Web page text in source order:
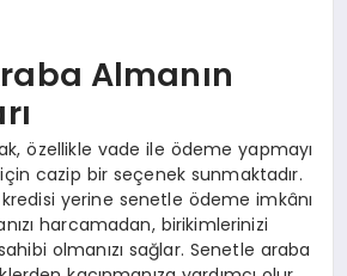
Almanın
özellikle vade ile ödeme yapmayı
cazip bir seçenek sunmaktadır.
yerine senetle ödeme imkânı
harcamadan, birikimlerinizi
olmanızı sağlar. Senetle araba